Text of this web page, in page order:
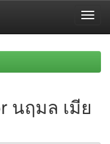
นฤมล เมีย